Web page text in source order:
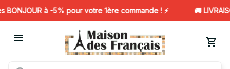
BONJOUR à -5% pour votre 1ère commande ! ⚡️ 🚚